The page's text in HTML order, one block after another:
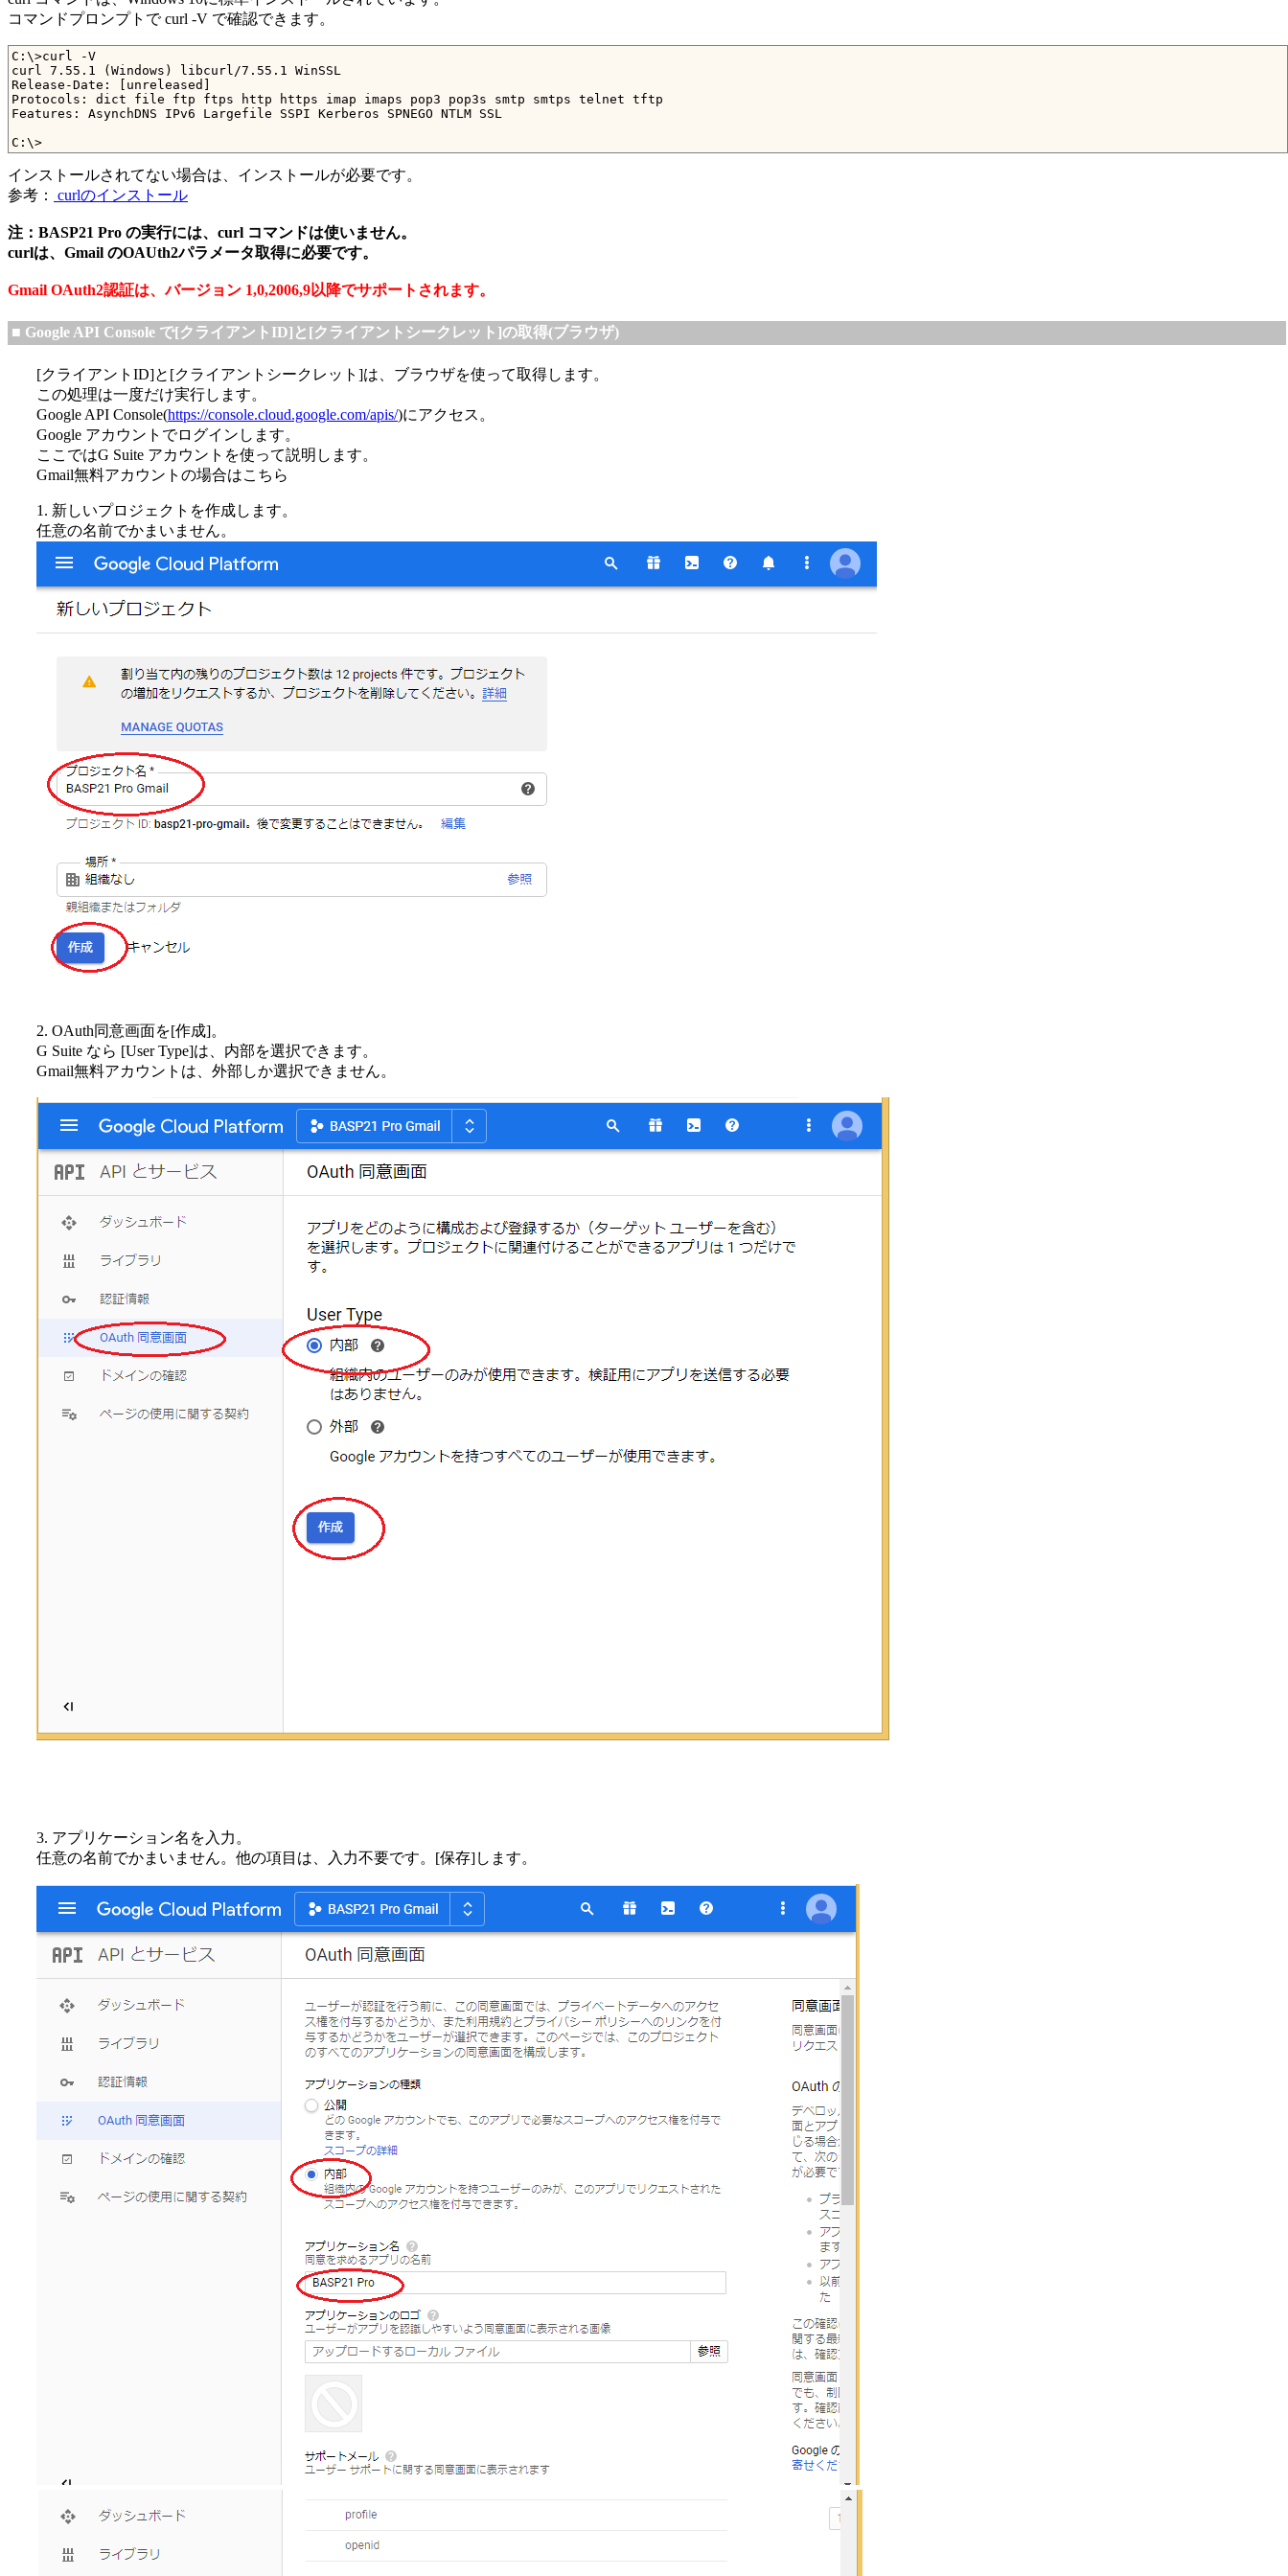
コマンドプロンプトで curl -V で確認できます。
C:\>curl -V
curl 7.55.1 (Windows) libcurl/7.55.1 WinSSL
Release-Date: [unreleased]
Protocols: dict file ftp ftps http https imap imaps pop3 pop3s smtp smtps telnet tftp
Features: AsynchDNS IPv6 Largefile SSPI Kerberos SPNEGO NTLM SSL
インストールされてない場合は、インストールが必要です。
参考：
curlのインストール
注：BASP21 Pro の実行には、curl コマンドは使いません。
curlは、Gmail のOAUth2パラメータ取得に必要です。
Gmail OAuth2認証は、バージョン 1,0,2006,9以降でサポートされます。
■ Google API Console で[クライアントID]と[クライアントシークレット]の取得(ブラウザ)
[クライアントID]と[クライアントシークレット]は、ブラウザを使って取得します。
この処理は一度だけ実行します。
Google API Console(https://console.cloud.google.com/apis/)にアクセス。
Google アカウントでログインします。
ここではG Suite アカウントを使って説明します。
Gmail無料アカウントの場合はこちら
1. 新しいプロジェクトを作成します。
任意の名前でかまいません。
2. OAuth同意画面を[作成]。
G Suite なら [User Type]は、内部を選択できます。
Gmail無料アカウントは、外部しか選択できません。
3. アプリケーション名を入力。
任意の名前でかまいません。他の項目は、入力不要です。[保存]します。